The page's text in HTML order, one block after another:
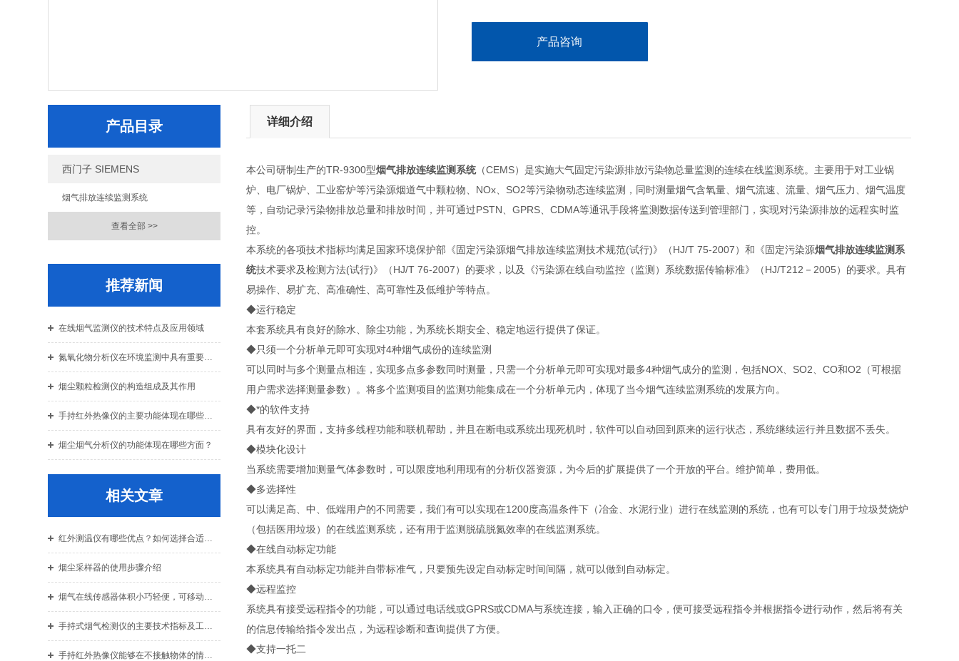
产品咨询
产品目录
西门子 SIEMENS
烟气排放连续监测系统
查看全部 >>
推荐新闻
在线烟气监测仪的技术特点及应用领域
氮氧化物分析仪在环境监测中具有重要作用
烟尘颗粒检测仪的构造组成及其作用
手持红外热像仪的主要功能体现在哪些方面？
烟尘烟气分析仪的功能体现在哪些方面？
相关文章
红外测温仪有哪些优点？如何选择合适的类型？
烟尘采样器的使用步骤介绍
烟气在线传感器体积小巧轻便，可移动性强
手持式烟气检测仪的主要技术指标及工作原理
手持红外热像仪能够在不接触物体的情况下进行温度测量
详细介绍
本公司研制生产的TR-9300型烟气排放连续监测系统（CEMS）是实施大气固定污染源排放污染物总量监测的连续在线监测系统。主要用于对工业锅
炉、电厂锅炉、工业窑炉等污染源烟道气中颗粒物、NOx、SO2等污染物动态连续监测，同时测量烟气含氧量、烟气流速、流量、烟气压力、烟气温度
等，自动记录污染物排放总量和排放时间，并可通过PSTN、GPRS、CDMA等通讯手段将监测数据传送到管理部门，实现对污染源排放的远程实时监
控。
本系统的各项技术指标均满足国家环境保护部《固定污染源烟气排放连续监测技术规范(试行)》（HJ/T 75-2007）和《固定污染源烟气排放连续监测系
统技术要求及检测方法(试行)》（HJ/T 76-2007）的要求，以及《污染源在线自动监控（监测）系统数据传输标准》（HJ/T212－2005）的要求。具有
易操作、易扩充、高准确性、高可靠性及低维护等特点。
◆运行稳定
本套系统具有良好的除水、除尘功能，为系统长期安全、稳定地运行提供了保证。
◆只须一个分析单元即可实现对4种烟气成份的连续监测
可以同时与多个测量点相连，实现多点多参数同时测量，只需一个分析单元即可实现对最多4种烟气成分的监测，包括NOX、SO2、CO和O2（可根据
用户需求选择测量参数）。将多个监测项目的监测功能集成在一个分析单元内，体现了当今烟气连续监测系统的发展方向。
◆*的软件支持
具有友好的界面，支持多线程功能和联机帮助，并且在断电或系统出现死机时，软件可以自动回到原来的运行状态，系统继续运行并且数据不丢失。
◆模块化设计
当系统需要增加测量气体参数时，可以限度地利用现有的分析仪器资源，为今后的扩展提供了一个开放的平台。维护简单，费用低。
◆多选择性
可以满足高、中、低端用户的不同需要，我们有可以实现在1200度高温条件下（冶金、水泥行业）进行在线监测的系统，也有可以专门用于垃圾焚烧炉
（包括医用垃圾）的在线监测系统，还有用于监测脱硫脱氮效率的在线监测系统。
◆在线自动标定功能
本系统具有自动标定功能并自带标准气，只要预先设定自动标定时间间隔，就可以做到自动标定。
◆远程监控
系统具有接受远程指令的功能，可以通过电话线或GPRS或CDMA与系统连接，输入正确的口令，便可接受远程指令并根据指令进行动作，然后将有关
的信息传输给指令发出点，为远程诊断和查询提供了方便。
◆支持一托二